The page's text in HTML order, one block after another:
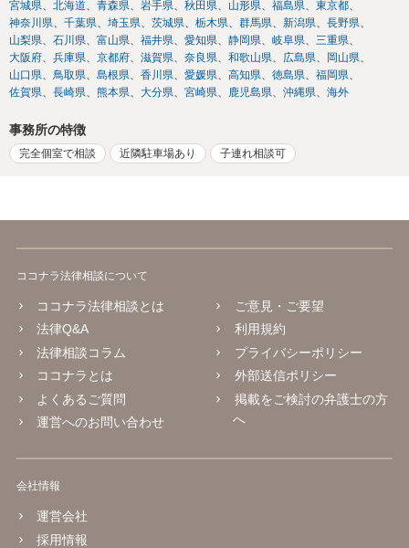
宮城県 北海道 青森県 岩手県 秋田県 山形県 福島県
東京都
神奈川県
千葉県 埼玉県 茨城県 栃木県 群馬県 新潟県
長野県
山梨県
石川県 富山県 福井県 愛知県 静岡県 岐阜県
三重県
大阪府
兵庫県 京都府 滋賀県 奈良県 和歌山県 広島県
岡山県
山口県
鳥取県 島根県 香川県 愛媛県 高知県 徳島県
福岡県
佐賀県
長崎県 熊本県 大分県 宮崎県 鹿児島県 沖縄県 海外
事務所の特徴
完全個室で相談 近隣駐車場あり 子連れ相談可
ココナラ法律相談について
ココナラ法律相談とは
法律Q&A
法律相談コラム
ココナラとは
よくあるご質問
運営へのお問い合わせ
ご意見・ご要望
利用規約
プライバシーポリシー
外部送信ポリシー
掲載をご検討の弁護士の方
へ
会社情報
運営会社
採用情報